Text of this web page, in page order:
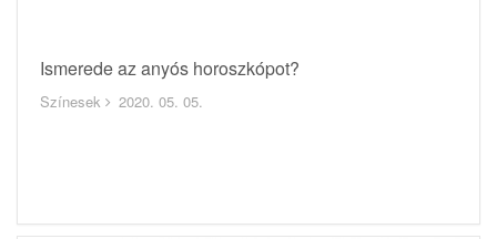
Ismerede az anyós horoszkópot?
Színesek 2020. 05. 05.